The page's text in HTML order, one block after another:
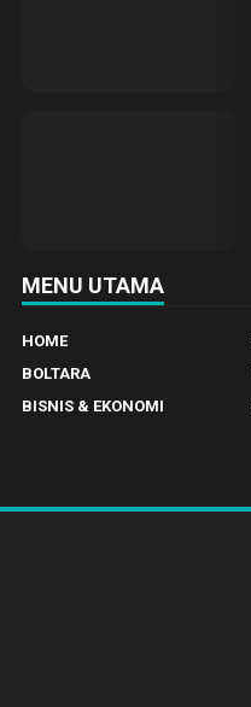
MENU UTAMA
HOME
BOLTARA
BISNIS & EKONOMI